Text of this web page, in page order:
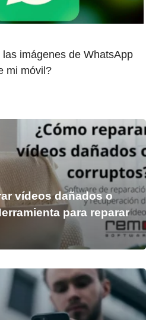
imágenes de WhatsApp
mi móvil?
vídeos dañados o
para reparar